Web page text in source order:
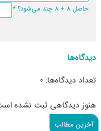
حاصل 8 + 8 چند می‌شود؟ *
دیدگاه‌ها
تعداد دیدگاه‌ها: 0
هنوز دیدگاهی ثبت نشده
آخرین مطالب